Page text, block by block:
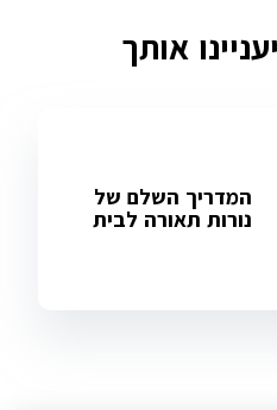
אותך
המדריך השלם של
נורות תאורה לבית